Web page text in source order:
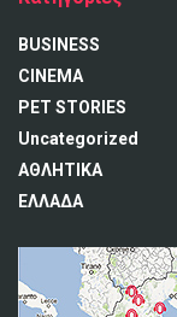
BUSINESS
CINEMA
PET STORIES
Uncategorized
ΑΘΛΗΤΙΚΑ
ΕΛΛΑΔΑ